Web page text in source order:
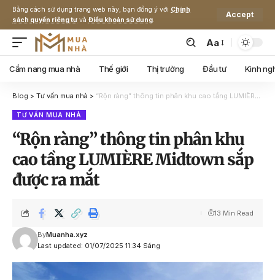
Bằng cách sử dụng trang web này, bạn đồng ý với Chính
sách quyền riêng tư và Điều khoản sử dụng.
Accept
Aa
Cẩm nang mua nhà Thế giới Thị trường Đầu tư Kinh
Blog > Tư vấn mua nhà > “Rộn ràng” thông tin phân khu cao tầng LUMIÈRE Midtown sắp được ra mắt
TƯ VẤN MUA NHÀ
“Rộn ràng” thông tin phân khu
cao tầng LUMIÈRE Midtown sắp
được ra mắt
Last updated: 01/07/2025 11:34 Sáng
ByMuanha.xyz
13 Min Read